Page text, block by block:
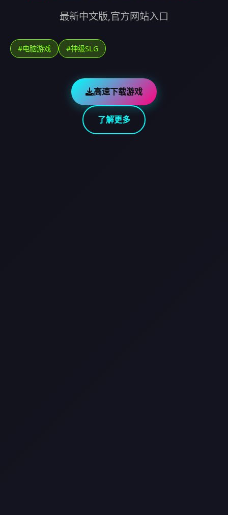
最新中文版,官方网站入口
#电脑游戏 #神级SLG
高速下载游戏
了解更多